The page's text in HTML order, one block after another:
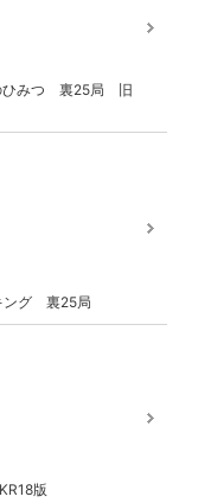
ひみつ 裏25局 旧
ング 裏25局
版